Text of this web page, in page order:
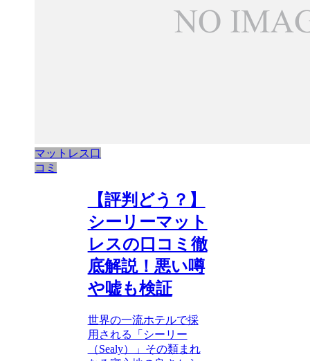
マットレス口
コミ
【評判どう？】
シーリーマット
レスの口コミ徹
底解説！悪い噂
や嘘も検証
世界の一流ホテルで採
用される「シーリー
（Sealy）」その類まれ